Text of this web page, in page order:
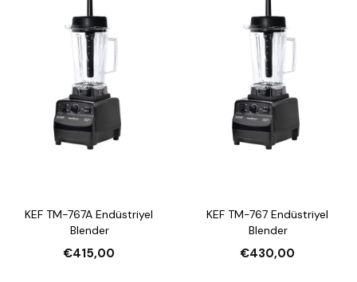
KEF TM-767A Endüstriyel
Blender
€415,00
KEF TM-767 Endüstriyel
Blender
€430,00